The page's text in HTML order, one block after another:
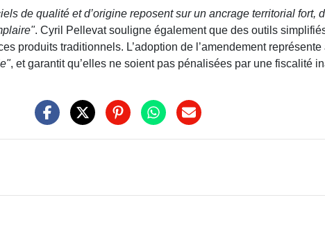
de qualité et d’origine reposent sur un ancrage territorial fort,
. Cyril Pellevat souligne également que des outils
produits traditionnels. L’adoption de l’amendement représente
, et garantit qu’elles ne soient pas pénalisées par une fiscalité